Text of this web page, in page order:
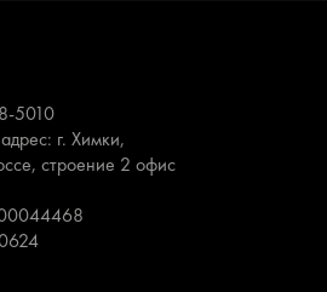
5010
г. Химки,
строение 2 офис